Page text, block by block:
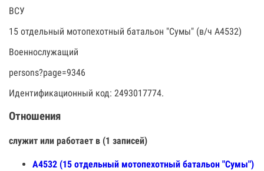
ВСУ
15 отдельный мотопехотный батальон "Сумы" (в/ч А4532)
Военнослужащий
persons?page=9346
Идентификационный код: 2493017774.
Отношения
служит или работает в (1 записей)
А4532 (15 отдельный мотопехотный батальон "Сумы")